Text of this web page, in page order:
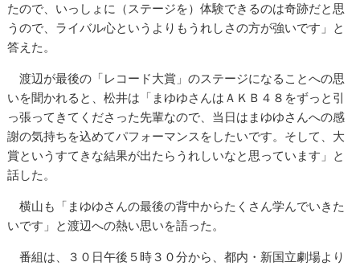
たので、いっしょに（ステージを）体験できるのは奇跡だと思
うので、ライバル心というよりもうれしさの方が強いです」と
答えた。
渡辺が最後の「レコード大賞」のステージになることへの思
いを聞かれると、松井は「まゆゆさんはＡＫＢ４８をずっと引
っ張ってきてくださった先輩なので、当日はまゆゆさんへの感
謝の気持ちを込めてパフォーマンスをしたいです。そして、大
賞というすてきな結果が出たらうれしいなと思っています」と
話した。
横山も「まゆゆさんの最後の背中からたくさん学んでいきた
いです」と渡辺への熱い思いを語った。
番組は、３０日午後５時３０分から、都内・新国立劇場より